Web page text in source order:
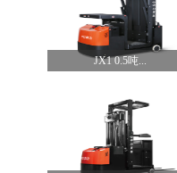
JX1 0.5吨...